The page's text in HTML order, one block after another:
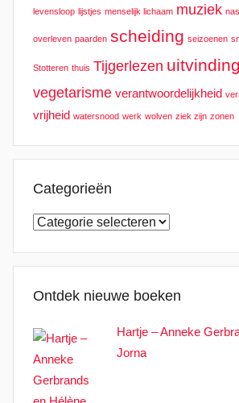
levensloop lijstjes menselijk lichaam muziek
overleven paarden scheiding seizoenen
Stotteren thuis Tijgerlezen
vegetarisme verantwoordelijkheid
vrijheid watersnood werk wolven ziek zijn zonen
Categorieën
Categorieën
Ontdek nieuwe boeken
Hartje – Anneke
Jorna